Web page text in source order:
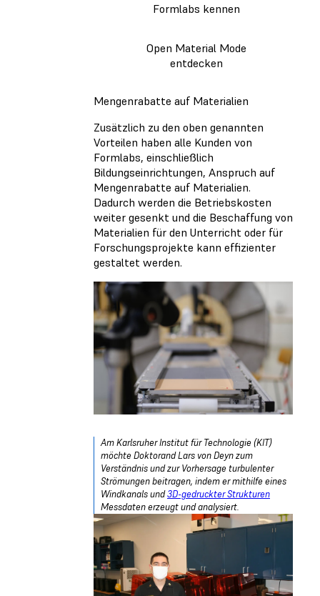
Formlabs kennen
Open Material Mode
entdecken
Mengenrabatte auf Materialien
Zusätzlich zu den oben genannten
Vorteilen haben alle Kunden von
Formlabs, einschließlich
Bildungseinrichtungen, Anspruch auf
Mengenrabatte auf Materialien.
Dadurch werden die Betriebskosten
weiter gesenkt und die Beschaffung von
Materialien für den Unterricht oder für
Forschungsprojekte kann effizienter
gestaltet werden.
Am Karlsruher Institut für Technologie (KIT)
möchte Doktorand Lars von Deyn zum
Verständnis und zur Vorhersage turbulenter
Strömungen beitragen, indem er mithilfe eines
Windkanals und3D-gedruckter Strukturen
Messdaten erzeugt und analysiert.